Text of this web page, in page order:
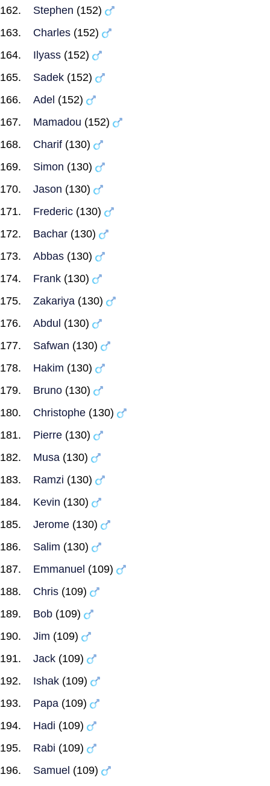
Stephen (152)
Charles (152)
Ilyass (152)
Sadek (152)
Adel (152)
Mamadou (152)
Charif (130)
Simon (130)
Jason (130)
Frederic (130)
Bachar (130)
Abbas (130)
Frank (130)
Zakariya (130)
Abdul (130)
Safwan (130)
Hakim (130)
Bruno (130)
Christophe (130)
Pierre (130)
Musa (130)
Ramzi (130)
Kevin (130)
Jerome (130)
Salim (130)
Emmanuel (109)
Chris (109)
Bob (109)
Jim (109)
Jack (109)
Ishak (109)
Papa (109)
Hadi (109)
Rabi (109)
Samuel (109)